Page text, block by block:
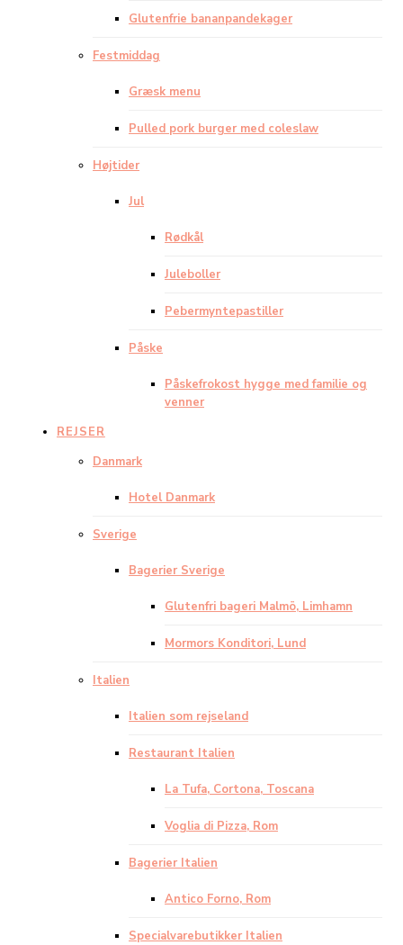
Glutenfrie bananpandekager
Festmiddag
Græsk menu
Pulled pork burger med coleslaw
Højtider
Jul
Rødkål
Juleboller
Pebermyntepastiller
Påske
Påskefrokost hygge med familie og
venner
REJSER
Danmark
Hotel Danmark
Sverige
Bagerier Sverige
Glutenfri bageri Malmö, Limhamn
Mormors Konditori, Lund
Italien
Italien som rejseland
Restaurant Italien
La Tufa, Cortona, Toscana
Voglia di Pizza, Rom
Bagerier Italien
Antico Forno, Rom
Specialvarebutikker Italien